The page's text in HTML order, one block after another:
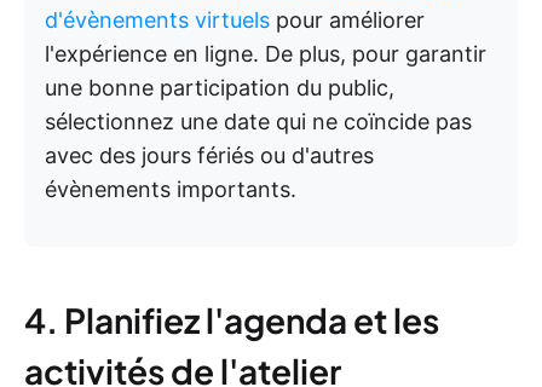
d'évènements virtuels pour améliorer
l'expérience en ligne. De plus, pour garantir
une bonne participation du public,
sélectionnez une date qui ne coïncide pas
avec des jours fériés ou d'autres
évènements importants.
4. Planifiez l'agenda et les
activités de l'atelier